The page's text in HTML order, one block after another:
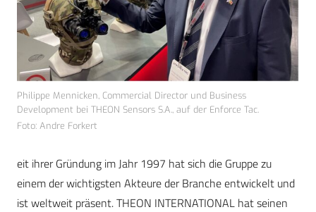
Philippe Mennicken, Commercial Director und Business
Development bei THEON Sensors S.A., auf der Enforce Tac.
Foto: Andre Forkert
eit ihrer Gründung im Jahr 1997 hat sich die Gruppe zu
einem der wichtigsten Akteure der Branche entwickelt und
ist weltweit präsent. THEON INTERNATIONAL hat seinen